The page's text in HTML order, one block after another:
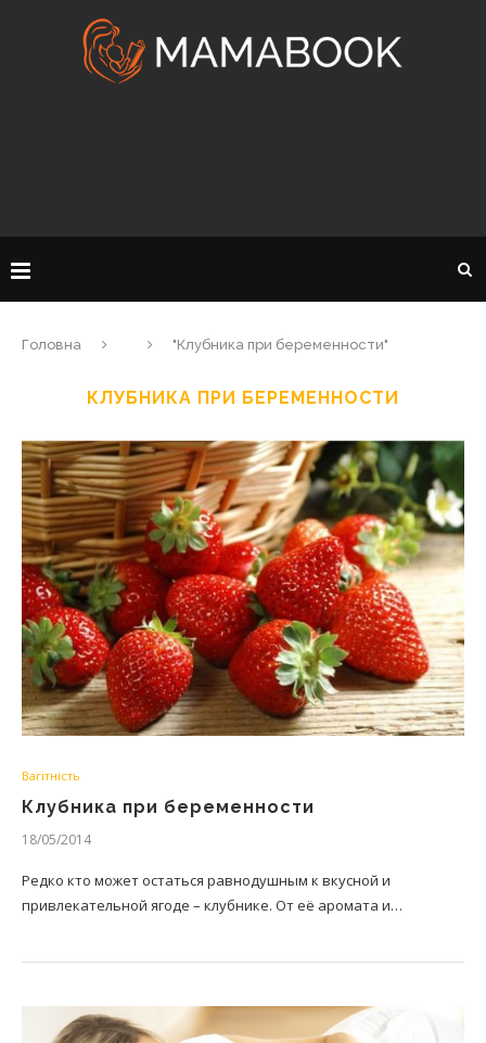
Головна "Клубника при беременности"
КЛУБНИКА ПРИ БЕРЕМЕННОСТИ
Вагітність
Клубника при беременности
18/05/2014
Редко кто может остаться равнодушным к вкусной и
привлекательной ягоде – клубнике. От её аромата и…